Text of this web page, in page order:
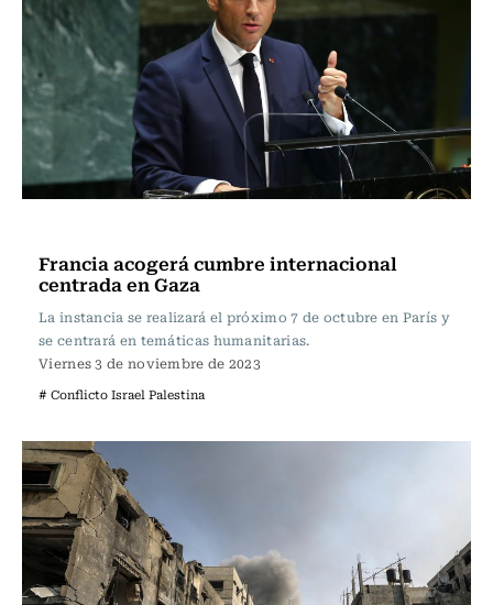
Francia acogerá cumbre internacional
centrada en Gaza
La instancia se realizará el próximo 7 de octubre en París y
se centrará en temáticas humanitarias.
Viernes 3 de noviembre de 2023
# Conflicto Israel Palestina